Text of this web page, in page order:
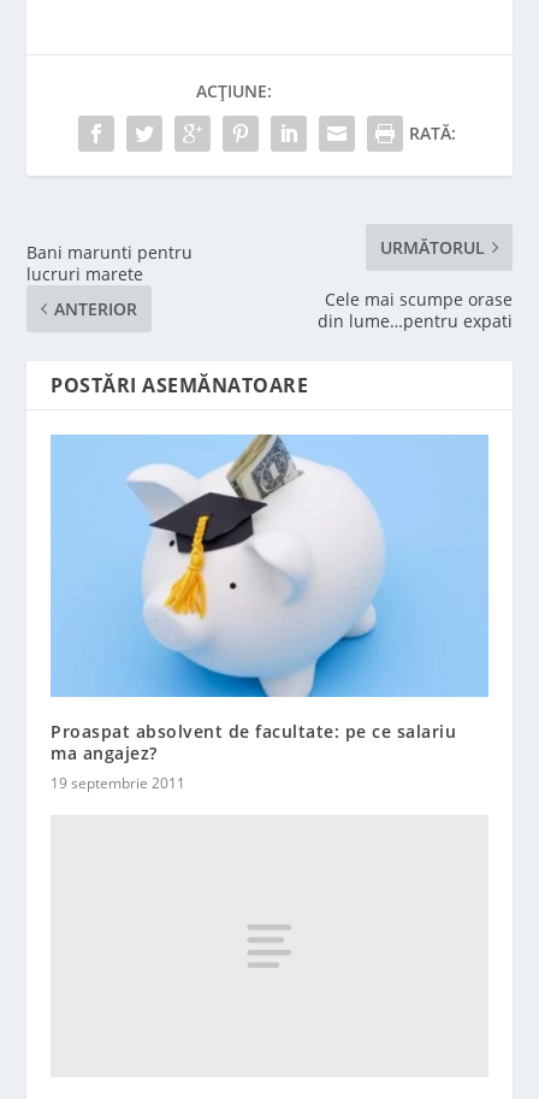
ACȚIUNE:
RATĂ:
Bani marunti pentru
lucruri marete
ANTERIOR
URMĂTORUL
Cele mai scumpe orase
din lume…pentru expati
POSTĂRI ASEMĂNATOARE
Proaspat absolvent de facultate: pe ce salariu
ma angajez?
19 septembrie 2011